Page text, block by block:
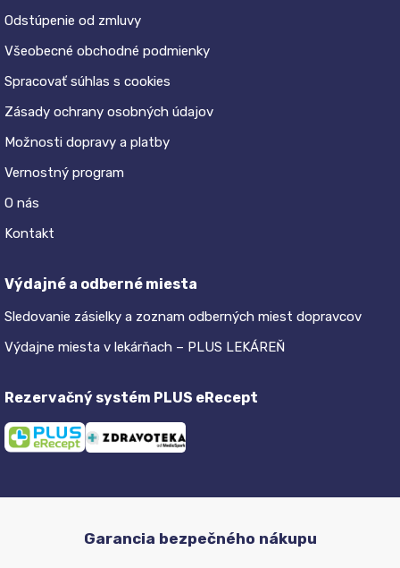
Odstúpenie od zmluvy
Všeobecné obchodné podmienky
Spracovať súhlas s cookies
Zásady ochrany osobných údajov
Možnosti dopravy a platby
Vernostný program
O nás
Kontakt
Výdajné a odberné miesta
Sledovanie zásielky a zoznam odberných miest dopravcov
Výdajne miesta v lekárňach – PLUS LEKÁREŇ
Rezervačný systém PLUS eRecept
Garancia bezpečného nákupu